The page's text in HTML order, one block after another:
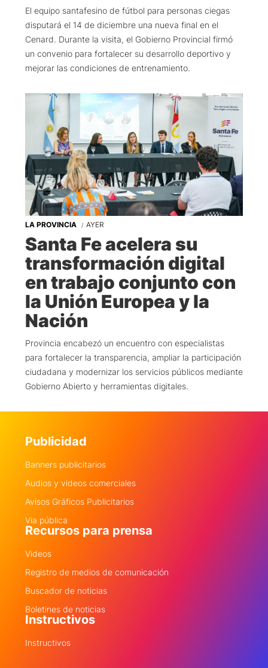
El equipo santafesino de fútbol para personas ciegas
disputará el 14 de diciembre una nueva final en el
Cenard. Durante la visita, el Gobierno Provincial firmó
un convenio para fortalecer su desarrollo deportivo y
mejorar las condiciones de entrenamiento.
LA PROVINCIA AYER
Santa Fe acelera su
transformación digital
en trabajo conjunto con
la Unión Europea y la
Nación
Provincia encabezó un encuentro con especialistas
para fortalecer la transparencia, ampliar la participación
ciudadana y modernizar los servicios públicos mediante
Gobierno Abierto y herramientas digitales.
Publicidad
Banners publicitarios
Audios y videos comerciales
Avisos Gráficos Publicitarios
Via pública
Recursos para prensa
Videos
Registro de medios de comunicación
Buscador de noticias
Boletines de noticias
Instructivos
Instructivos